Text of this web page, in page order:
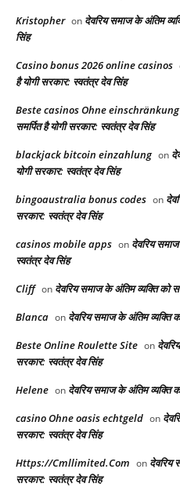
Kristopher on देवरिय समाज के अंतिम
सिंह
Casino bonus 2026 online casinos
है योगी सरकार: स्वतंत्र देव सिंह
Beste casinos Ohne einschränkung
समर्पित है योगी सरकार: स्वतंत्र देव सिंह
blackjack bitcoin einzahlung on
योगी सरकार: स्वतंत्र देव सिंह
bingoaustralia bonus codes on
सरकार: स्वतंत्र देव सिंह
casinos mobile apps on देवरिय
स्वतंत्र देव सिंह
Cliff on देवरिय समाज के अंतिम व्यक्ति को
Blanca on देवरिय समाज के अंतिम व्यक्ति
Beste Online Roulette Site on
सरकार: स्वतंत्र देव सिंह
Helene on देवरिय समाज के अंतिम व्यक्ति
casino Ohne oasis echtgeld on
सरकार: स्वतंत्र देव सिंह
Https://Cmllimited.Com on देवरिय
सरकार: स्वतंत्र देव सिंह